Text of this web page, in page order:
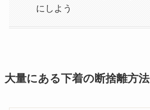
にしよう
大量にある下着の断捨離方法